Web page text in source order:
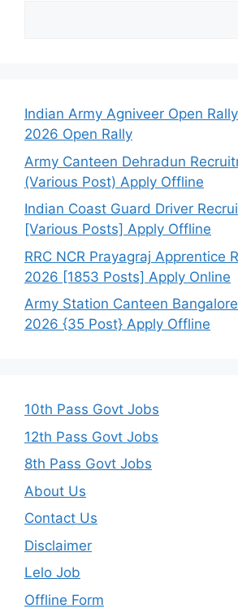
Indian Army Agniveer Open
2026 Open Rally
Army Canteen Dehradun
(Various Post) Apply Offline
Indian Coast Guard Driver
[Various Posts] Apply Offline
RRC NCR Prayagraj Apprentice
2026 [1853 Posts] Apply Online
Army Station Canteen
2026 {35 Post} Apply Offline
10th Pass Govt Jobs
12th Pass Govt Jobs
8th Pass Govt Jobs
About Us
Contact Us
Disclaimer
Lelo Job
Offline Form